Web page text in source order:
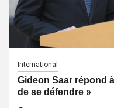
International
Gideon Saar répond
de se défendre »